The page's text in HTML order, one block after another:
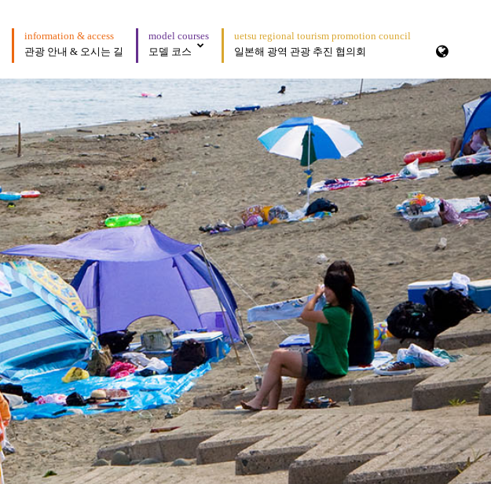
information & access
관광 안내 & 오시는 길
model courses
모델 코스
uetsu regional tourism promotion council
일본해 광역 관광 추진 협의회